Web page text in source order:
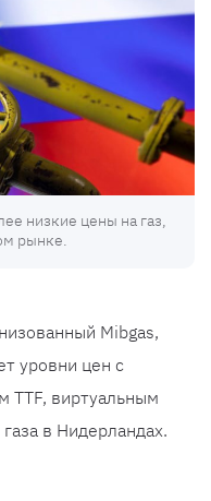
низкие цены на газ,
рынке.
Mibgas,
уровни цен с
TTF, виртуальным
в Нидерландах.